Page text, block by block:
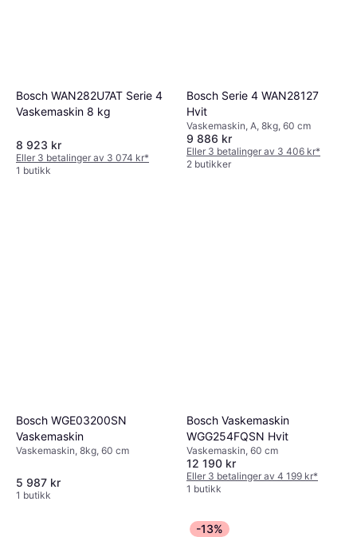
Bosch WAN282U7AT Serie 4
Vaskemaskin 8 kg
8 923 kr
Eller 3 betalinger av 3 074 kr*
1 butikk
Bosch Serie 4 WAN28127
Hvit
Vaskemaskin, A, 8kg, 60 cm
9 886 kr
Eller 3 betalinger av 3 406 kr*
2 butikker
Bosch WGE03200SN
Vaskemaskin
Vaskemaskin, 8kg, 60 cm
5 987 kr
1 butikk
Bosch Vaskemaskin
WGG254FQSN Hvit
Vaskemaskin, 60 cm
12 190 kr
Eller 3 betalinger av 4 199 kr*
1 butikk
-13%